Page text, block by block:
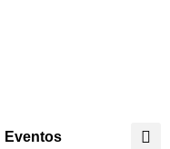
Eventos